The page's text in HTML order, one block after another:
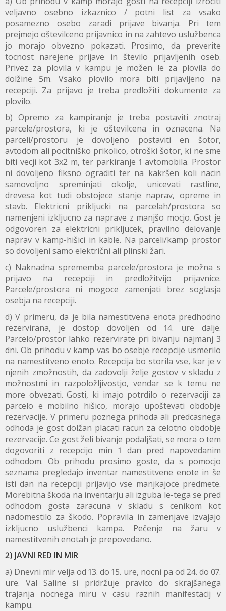
veljavno osebno izkaznico / potni list za vsako
posamezno osebo zaradi prijave bivanja. Pri tem
prejmejo oštevilceno prijavnico in na zahtevo uslužbenca
jo morajo obvezno pokazati. Prosimo, da preverite
tocnost narejene prijave in število prijavljenih oseb.
Privez za plovila v kampu je možen le za plovila do
dolžine 5m. Vsako plovilo mora biti prijavljeno na
recepciji. Za prijavo je treba predložiti dokumente za
plovilo.
b) Opremo za kampiranje je treba postaviti znotraj
parcele/prostora, ki je oštevilcena in oznacena. Na
parceli/prostoru je dovoljeno postaviti en šotor,
avtodom ali pocitniško prikolico, otroški šotor, ki ne sme
biti vecji kot 3x2 m, ter parkiranje 1 avtomobila. Prostor
ni dovoljeno fiksno ograditi ter na kakršen koli nacin
samovoljno spreminjati okolje, unicevati rastline,
drevesa kot tudi obstojece stanje naprav, opreme in
stavb. Elektricni prikljucki na parcelah/prostora so
namenjeni izkljucno za naprave z manjšo mocjo. Gost je
odgovoren za elektricni prikljucek, pravilno delovanje
naprav v kamp-hišici in kable. Na parceli/kamp prostor
so dovoljeni samo električni ali plinski žari.
c) Naknadna sprememba parcele/prostora je možna s
prijavo na recepciji in predložitvijo prijavnice.
Parcele/prostora ni mogoce zamenjati brez soglasja
osebja na recepciji.
d) V primeru, da je bila namestitvena enota predhodno
rezervirana, je dostop dovoljen od 14. ure dalje.
Parcelo/prostor lahko rezervirate pri bivanju najmanj 3
dni. Ob prihodu v kamp vas bo osebje recepcije usmerilo
na namestitveno enoto. Recepcija bo storila vse, kar je v
njenih zmožnostih, da zadovolji želje gostov v skladu z
možnostmi in razpoložljivostjo, vendar se k temu ne
more obvezati. Gosti, ki imajo potrdilo o rezervaciji za
parcelo e mobilno hišico, morajo upoštevati obdobje
rezervacije. V primeru poznega prihoda ali predcasnega
odhoda je gost dolžan placati racun za celotno obdobje
rezervacije. Ce gost želi bivanje podaljšati, se mora o tem
dogovoriti z recepcijo min 1 dan pred napovedanim
odhodom. Ob prihodu prosimo goste, da s pomocjo
seznama pregledajo inventar namestitvene enote in še
isti dan na recepciji prijavijo vse manjkajoce predmete.
Morebitna škoda na inventarju ali izguba le-tega se pred
odhodom gosta zaracuna v skladu s cenikom kot
nadomestilo za škodo. Popravila in zamenjave izvajajo
izkljucno uslužbenci kampa. Pečenje na žaru v
namestitvenih enotah je prepovedano.
2) JAVNI RED IN MIR
a) Dnevni mir velja od 13. do 15. ure, nocni pa od 24. do 07.
ure. Val Saline si pridržuje pravico do skrajšanega
trajanja nocnega miru v casu raznih manifestacij v
kampu.